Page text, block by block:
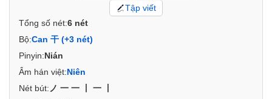
Tập viết
Tổng số nét:6 nét
Bộ:Can 干 (+3 nét)
Pinyin:Nián
Âm hán việt:Niên
Nét bút: ノ一一丨一丨